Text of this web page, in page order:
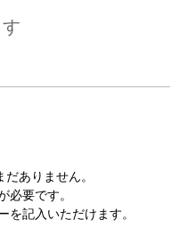
ありません。
必要です。
を記入いただけます。